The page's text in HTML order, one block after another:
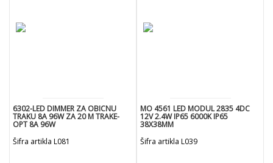
6302-LED DIMMER ZA OBICNU
TRAKU 8A 96W ZA 20 M TRAKE-
OPT 8A 96W
Šifra artikla L081
MO 4561 LED MODUL 2835 4DC
12V 2.4W IP65 6000K IP65
38X38MM
Šifra artikla L039